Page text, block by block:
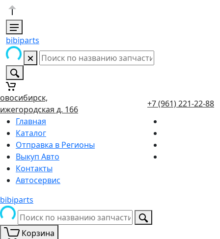
bibiparts
д. 166
+7 (961) 221-22-88
Главная
Каталог
Отправка в Регионы
Выкуп Авто
Контакты
Автосервис
bibiparts
Корзина